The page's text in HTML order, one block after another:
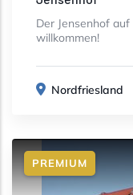
Der Jensenhof
willkommen!
Nordfriesland
PREMIUM